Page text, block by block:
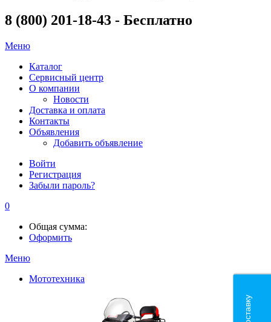
8 (800) 201-18-43 - Бесплатно
Меню
Каталог
Сервисный центр
О компании
Новости
Доставка и оплата
Контакты
Объявления
Добавить объявление
Войти
Регистрация
Забыли пароль?
0
Общая сумма:
Оформить
Меню
Мототехника